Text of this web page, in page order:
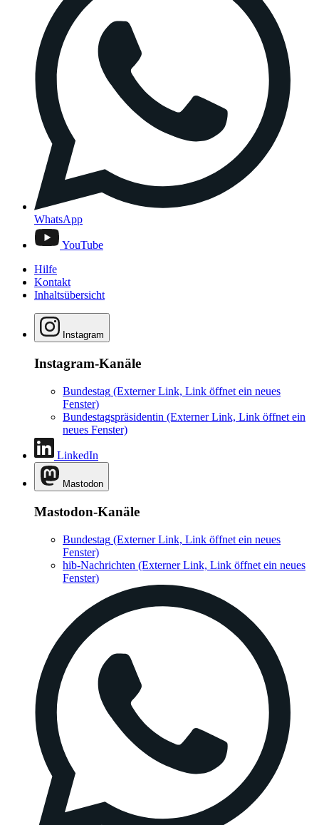
WhatsApp
YouTube
Hilfe
Kontakt
Inhaltsübersicht
Instagram
Instagram-Kanäle
Bundestag (Externer Link, Link öffnet ein neues
Fenster)
Bundestagspräsidentin (Externer Link, Link öffnet ein
neues Fenster)
LinkedIn
Mastodon
Mastodon-Kanäle
Bundestag (Externer Link, Link öffnet ein neues
Fenster)
hib-Nachrichten (Externer Link, Link öffnet ein neues
Fenster)